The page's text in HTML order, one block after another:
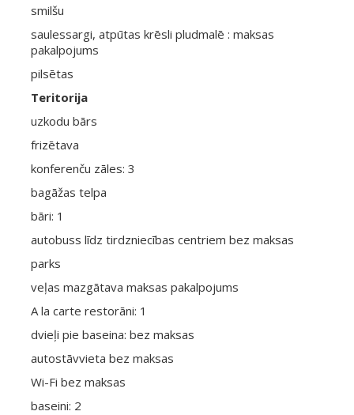
smilšu
saulessargi, atpūtas krēsli pludmalē : maksas
pakalpojums
pilsētas
Teritorija
uzkodu bārs
frizētava
konferenču zāles: 3
bagāžas telpa
bāri: 1
autobuss līdz tirdzniecības centriem bez maksas
parks
veļas mazgātava maksas pakalpojums
A la carte restorāni: 1
dvieļi pie baseina: bez maksas
autostāvvieta bez maksas
Wi-Fi bez maksas
baseini: 2